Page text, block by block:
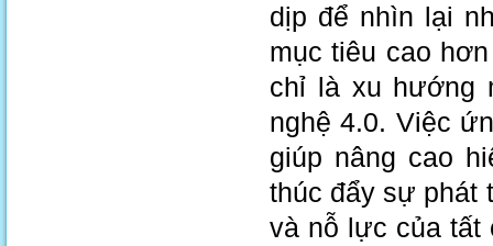
dịp để nhìn lại
mục tiêu cao
chỉ là xu hướng
nghệ 4.0. Việc
giúp nâng cao
thúc đẩy sự phát
và nỗ lực của tất